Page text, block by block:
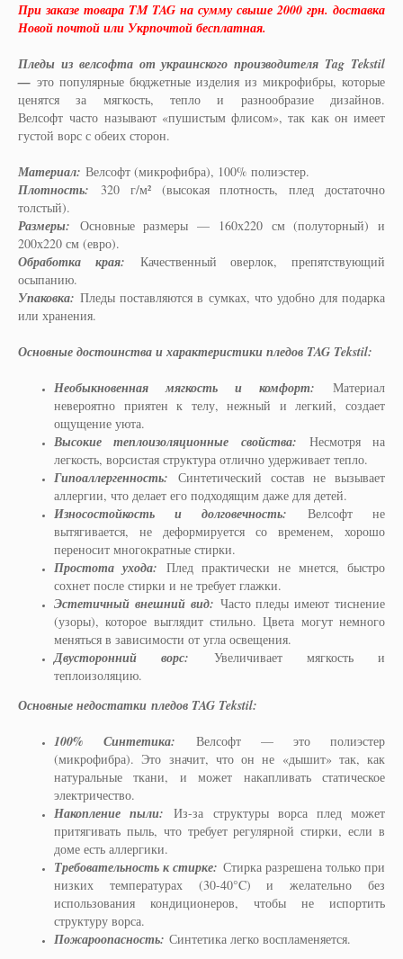
При заказе товара TM TAG на сумму свыше 2000 грн. доставка
Новой почтой или Укрпочтой бесплатная.
Пледы из велсофта от украинского производителя Tag Tekstil
— это популярные бюджетные изделия из микрофибры, которые
ценятся за мягкость, тепло и разнообразие дизайнов.
Велсофт часто называют «пушистым флисом», так как он имеет
густой ворс с обеих сторон.
Материал: Велсофт (микрофибра), 100% полиэстер.
Плотность: 320 г/м² (высокая плотность, плед достаточно
толстый).
Размеры: Основные размеры — 160х220 см (полуторный) и
200х220 см (евро).
Обработка края: Качественный оверлок, препятствующий
осыпанию.
Упаковка: Пледы поставляются в сумках, что удобно для подарка
или хранения.
Основные достоинства и характеристики пледов TAG Tekstil:
Необыкновенная мягкость и комфорт: Материал
невероятно приятен к телу, нежный и легкий, создает
ощущение уюта.
Высокие теплоизоляционные свойства: Несмотря на
легкость, ворсистая структура отлично удерживает тепло.
Гипоаллергенность: Синтетический состав не вызывает
аллергии, что делает его подходящим даже для детей.
Износостойкость и долговечность: Велсофт не
вытягивается, не деформируется со временем, хорошо
переносит многократные стирки.
Простота ухода: Плед практически не мнется, быстро
сохнет после стирки и не требует глажки.
Эстетичный внешний вид: Часто пледы имеют тиснение
(узоры), которое выглядит стильно. Цвета могут немного
меняться в зависимости от угла освещения.
Двусторонний ворс: Увеличивает мягкость и
теплоизоляцию.
Основные недостатки пледов TAG Tekstil:
100% Синтетика: Велсофт — это полиэстер
(микрофибра). Это значит, что он не «дышит» так, как
натуральные ткани, и может накапливать статическое
электричество.
Накопление пыли: Из-за структуры ворса плед может
притягивать пыль, что требует регулярной стирки, если в
доме есть аллергики.
Требовательность к стирке: Стирка разрешена только при
низких температурах (30-40°C) и желательно без
использования кондиционеров, чтобы не испортить
структуру ворса.
Пожароопасность: Синтетика легко воспламеняется.